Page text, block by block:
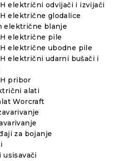
električni odvijači i izvijači
električne glodalice
električne blanje
električne pile
električne ubodne pile
električni udarni bušači i
pribor
alati
Worcraft
za bojanje